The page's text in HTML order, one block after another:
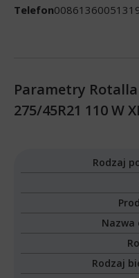
Telefon
Parametry Rotalla
275/45R21 110 W
Rodzaj
Nazwa
Rodzaj